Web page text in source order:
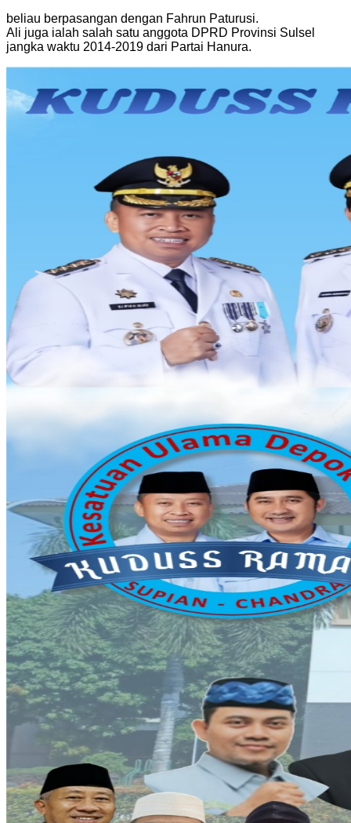
beliau berpasangan dengan Fahrun Paturusi.
Ali juga ialah salah satu anggota DPRD Provinsi Sulsel
jangka waktu 2014-2019 dari Partai Hanura.